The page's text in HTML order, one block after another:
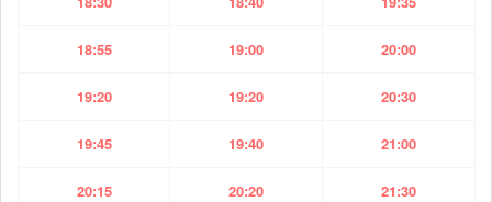
18:55 19:00 20:00
19:20 19:20 20:30
19:45 19:40 21:00
20:15 20:20 21:30